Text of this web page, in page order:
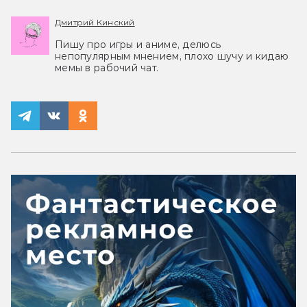
Дмитрий Кинский
Пишу про игры и аниме, делюсь
непопулярным мнением, плохо шучу и кидаю
мемы в рабочий чат.